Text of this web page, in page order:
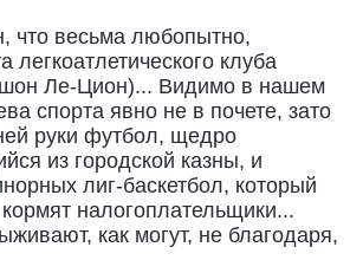
что весьма любопытно,
легкоатлетического клуба
Ле-Цион)... Видимо в нашем
спорта явно не в почете, зато
руки футбол, щедро
из городской казны, и
лиг-баскетбол, который
налогоплательщики...
как могут, не благодаря,